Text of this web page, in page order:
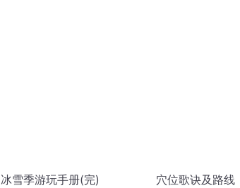
冰雪季游玩手册(完) 穴位歌诀及路线